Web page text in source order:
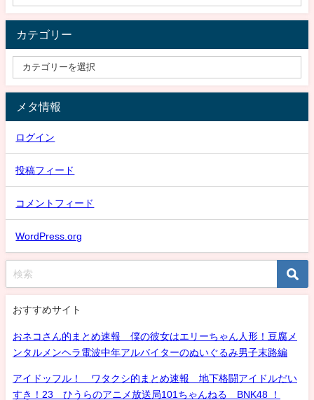
カテゴリー
メタ情報
ログイン
投稿フィード
コメントフィード
WordPress.org
おすすめサイト
おネコさん的まとめ速報 僕の彼女はエリーちゃん人形！豆腐メ
ンタルメンヘラ電波中年アルバイターのぬいぐるみ男子末路編
アイドッフル！ ワタクシ的まとめ速報 地下格闘アイドルだい
すき！23 ひうらのアニメ放送局101ちゃんねる BNK48 ！